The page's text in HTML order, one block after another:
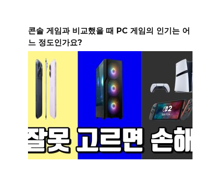
콘솔 게임과 비교했을 때 PC 게임의 인기는 어
느 정도인가요?